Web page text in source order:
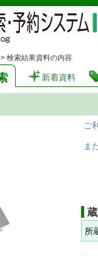
> 検索結果資料の内容
新着資料
ご
ま
所